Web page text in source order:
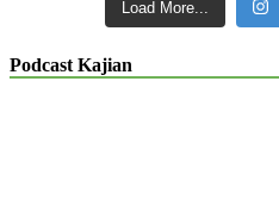
Load More...
Podcast Kajian